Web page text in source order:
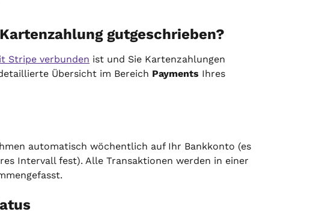
gutgeschrieben?
Stripe verbunden ist und Sie Kartenzahlungen
Übersicht im Bereich Payments Ihres
automatisch wöchentlich auf Ihr Bankkonto (es
Intervall fest). Alle Transaktionen werden in einer